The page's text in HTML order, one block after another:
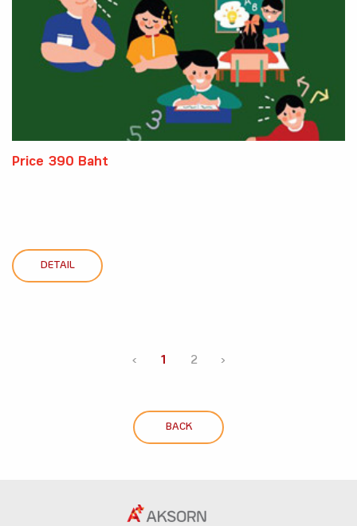
Price 390 Baht
DETAIL
‹ 1 2 ›
BACK